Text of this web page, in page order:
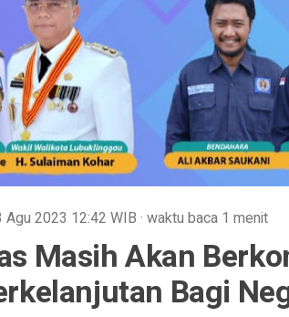
Agu 2023 12:42 WIB · waktu baca 1 menit
Masih Akan
Bagi